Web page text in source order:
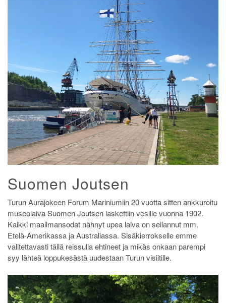
Suomen Joutsen
Turun Aurajokeen Forum Mariniumiin 20 vuotta sitten ankkuroitu
museolaiva Suomen Joutsen laskettiin vesille vuonna 1902.
Kaikki maailmansodat nähnyt upea laiva on seilannut mm.
Etelä-Amerikassa ja Australiassa. Sisäkierrokselle emme
valitettavasti tällä reissulla ehtineet ja mikäs onkaan parempi
syy lähteä loppukesästä uudestaan Turun visiitille.